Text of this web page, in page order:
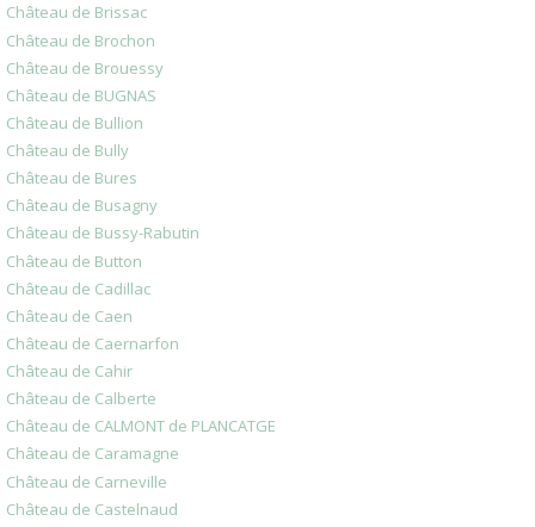
Château de Brissac
Château de Brochon
Château de Brouessy
Château de BUGNAS
Château de Bullion
Château de Bully
Château de Bures
Château de Busagny
Château de Bussy-Rabutin
Château de Button
Château de Cadillac
Château de Caen
Château de Caernarfon
Château de Cahir
Château de Calberte
Château de CALMONT de PLANCATGE
Château de Caramagne
Château de Carneville
Château de Castelnaud